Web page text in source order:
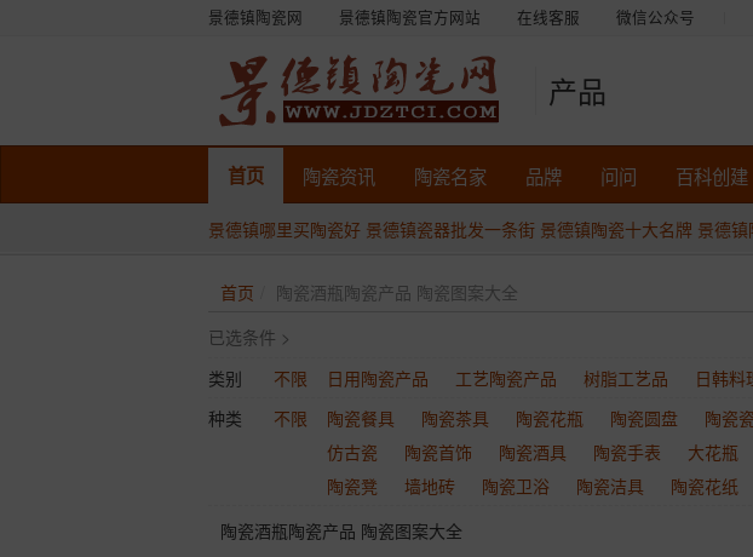
景德镇陶瓷网 景德镇陶瓷官方网站 在线客服 微信公众号
产品
首页 陶瓷资讯 陶瓷名家 品牌 问问 百科创建
景德镇哪里买陶瓷好 景德镇瓷器批发一条街 景德镇陶瓷十大名牌 景德
首页
陶瓷酒瓶陶瓷产品 陶瓷图案大全
已选条件 >
类别
不限 日用陶瓷产品 工艺陶瓷产品 树脂工艺品 日韩料
种类
不限 陶瓷餐具 陶瓷茶具 陶瓷花瓶 陶瓷圆盘 陶瓷
仿古瓷
陶瓷首饰 陶瓷酒具 陶瓷手表 大花瓶
陶瓷凳
墙地砖 陶瓷卫浴 陶瓷洁具 陶瓷花纸
陶瓷酒瓶陶瓷产品 陶瓷图案大全